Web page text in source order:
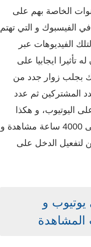
الخاصة بهم على
الفيسبوك و التي تهتم
الفيديوهات عبر
تأثيرا ايجابيا على
بجلب زوار جدد من
المشتركين ثم عدد
اليوتيوب، و هكذا
سوف يتم الحصول بكل سهولة على 4000 ساعة مشاهدة و
لتفعيل الدخل على
يوتيوب و